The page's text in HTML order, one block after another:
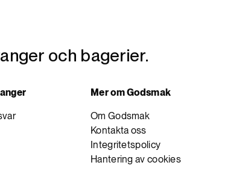
och bagerier.
Mer om Godsmak
Om Godsmak
Kontakta oss
Integritetspolicy
Hantering av cookies